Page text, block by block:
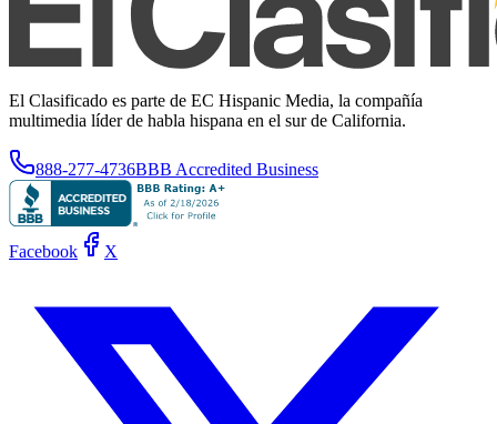
El Clasificado es parte de EC Hispanic Media, la compañía
multimedia líder de habla hispana en el sur de California.
888-277-4736BBB Accredited Business
Facebook X